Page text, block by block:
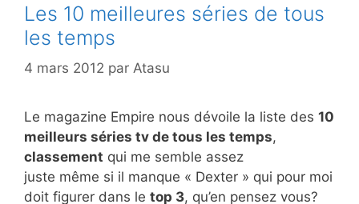
Les 10 meilleures séries de tous
les temps
4 mars 2012 par Atasu
Le magazine Empire nous dévoile la liste des 10
meilleurs séries tv de tous les temps,
classement qui me semble assez
juste même si il manque « Dexter » qui pour moi
doit figurer dans le top 3, qu’en pensez vous?